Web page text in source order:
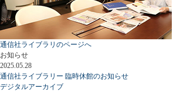
通信社ライブラリのページへ
お知らせ
2025.05.28
通信社ライブラリー 臨時休館のお知らせ
デジタルアーカイブ